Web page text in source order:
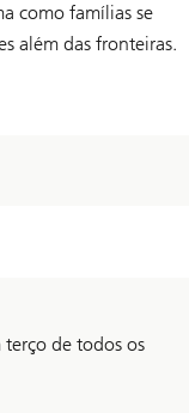
como famílias se
além das fronteiras.
de todos os